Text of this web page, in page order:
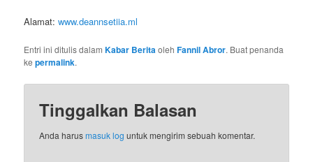
Alamat:www.deannsetiia.ml
Entri ini ditulis dalamKabar BeritaolehFannil Abror. Buat penanda
kepermalink.
Tinggalkan Balasan
Anda harusmasuk log untuk mengirim sebuah komentar.